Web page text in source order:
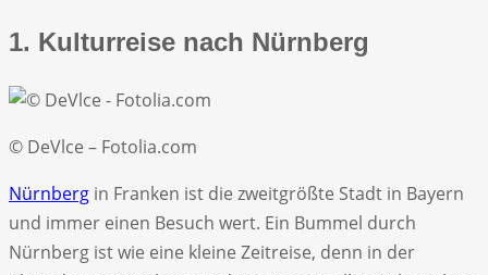
1. Kulturreise nach Nürnberg
© DeVlce – Fotolia.com
Nürnberg in Franken ist die zweitgrößte Stadt in Bayern
und immer einen Besuch wert. Ein Bummel durch
Nürnberg ist wie eine kleine Zeitreise, denn in der